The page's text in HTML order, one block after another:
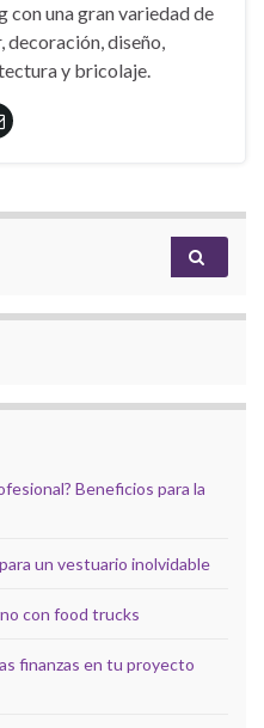
con una gran variedad de
decoración, diseño,
y bricolaje.
Beneficios para la
un vestuario inolvidable
con food trucks
finanzas en tu proyecto